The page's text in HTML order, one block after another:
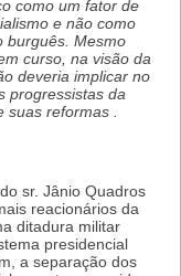
como um fator de
e não como
burguês. Mesmo
curso, na visão da
deveria implicar no
progressistas da
reformas .
sr. Jânio Quadros
reacionários da
ditadura militar
presidencial
a separação dos